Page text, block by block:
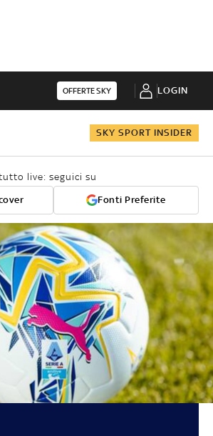
OFFERTE SKY LOGIN
SKY SPORT INSIDER
live: seguici su
Fonti Preferite